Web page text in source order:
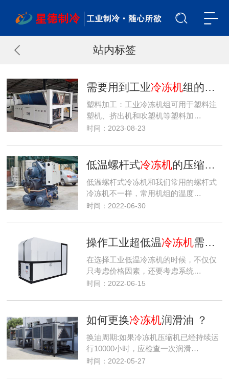
站内标签
需要用到工业冷冻机组的机械行业
塑料加工：工业冷冻机组可用于塑料注
塑机、挤出机和吹塑机等塑料加…
时间：2023-08-23
低温螺杆式冷冻机的压缩机有哪些特征？
低温螺杆式冷冻机和我们常用的螺杆式
冷冻机不一样，常用机组的温度…
时间：2022-06-30
操作工业超低温冷冻机需要了解哪些知识？
在选择工业低温冷冻机的时候，不仅仅
只考虑价格因素，还要考虑系统…
时间：2022-06-15
如何更换冷冻机润滑油 ？
换油周期:如果冷冻机压缩机已经持续运
行10000小时，应检查一次润滑…
时间：2022-05-27